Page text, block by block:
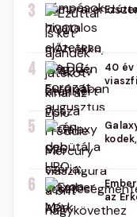
3
4
40 év
5
6
az